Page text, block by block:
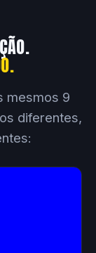
mesmos 9
diferentes,